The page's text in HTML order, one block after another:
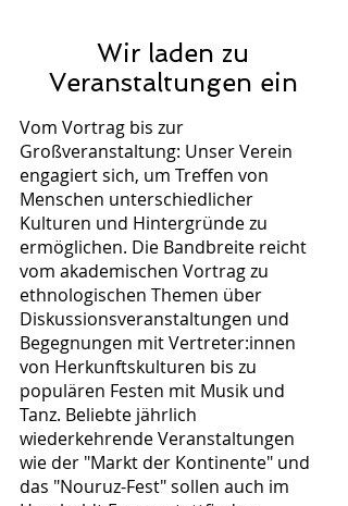
Wir laden zu
Veranstaltungen ein
Vom Vortrag bis zur
Großveranstaltung: Unser Verein
engagiert sich, um Treffen von
Menschen unterschiedlicher
Kulturen und Hintergründe zu
ermöglichen. Die Bandbreite reicht
vom akademischen Vortrag zu
ethnologischen Themen über
Diskussionsveranstaltungen und
Begegnungen mit Vertreter:innen
von Herkunftskulturen bis zu
populären Festen mit Musik und
Tanz. Beliebte jährlich
wiederkehrende Veranstaltungen
wie der "Markt der Kontinente" und
das "Nouruz-Fest" sollen auch im